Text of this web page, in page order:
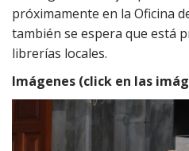
próximamente en la Oficina
también se espera que está
librerías locales.
Imágenes (click en las